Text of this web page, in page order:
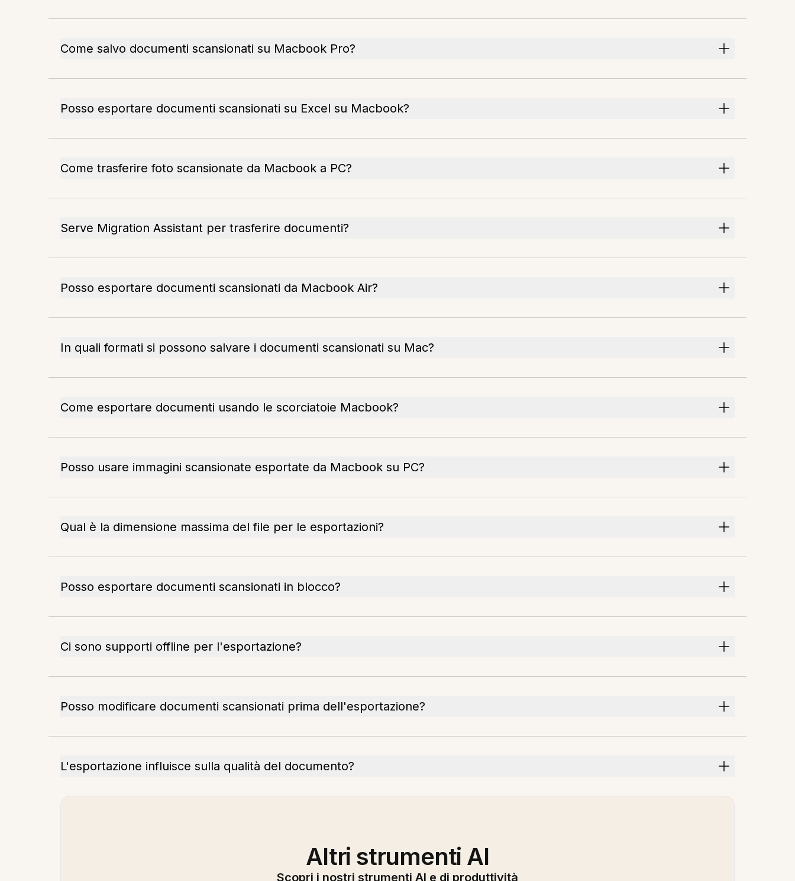
Come salvo documenti scansionati su Macbook Pro?
Posso esportare documenti scansionati su Excel su Macbook?
Come trasferire foto scansionate da Macbook a PC?
Serve Migration Assistant per trasferire documenti?
Posso esportare documenti scansionati da Macbook Air?
In quali formati si possono salvare i documenti scansionati su Mac?
Come esportare documenti usando le scorciatoie Macbook?
Posso usare immagini scansionate esportate da Macbook su PC?
Qual è la dimensione massima del file per le esportazioni?
Posso esportare documenti scansionati in blocco?
Ci sono supporti offline per l'esportazione?
Posso modificare documenti scansionati prima dell'esportazione?
L'esportazione influisce sulla qualità del documento?
Altri strumenti AI
Scopri i nostri strumenti AI e di produttività